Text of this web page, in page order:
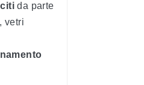
da parte
vetri